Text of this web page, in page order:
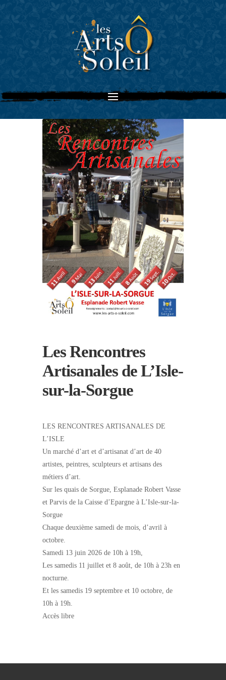
Les Rencontres
Artisanales de L’Isle-
sur-la-Sorgue
LES RENCONTRES ARTISANALES DE
L’ISLE
Un marché d’art et d’artisanat d’art de 40
artistes, peintres, sculpteurs et artisans des
métiers d’art.
Sur les quais de Sorgue, Esplanade Robert Vasse
et Parvis de la Caisse d’Epargne à L’Isle-sur-la-
Sorgue
Chaque deuxième samedi de mois, d’avril à
octobre.
Samedi 13 juin 2026 de 10h à 19h,
Les samedis 11 juillet et 8 août, de 10h à 23h en
nocturne.
Et les samedis 19 septembre et 10 octobre, de
10h à 19h.
Accès libre